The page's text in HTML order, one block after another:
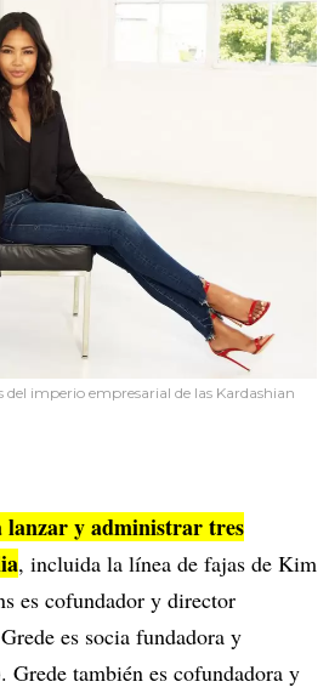
imperio empresarial de las Kardashian
lanzar y administrar tres
, incluida la línea de fajas de Kim
es cofundador y director
es socia fundadora y
Grede también es cofundadora y